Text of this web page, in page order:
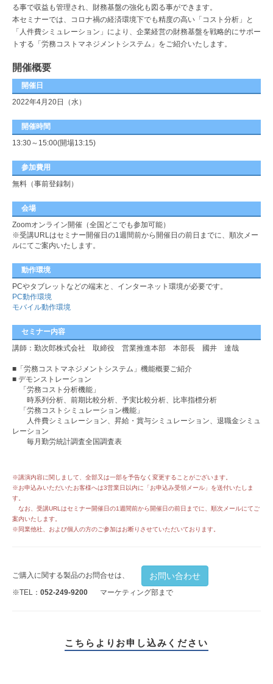
る事で収益も管理され、財務基盤の強化も図る事ができます。
本セミナーでは、コロナ禍の経済環境下でも精度の高い「コスト分析」と
「人件費シミュレーション」により、企業経営の財務基盤を戦略的にサポー
トする「労務コストマネジメントシステム」をご紹介いたします。
開催概要
開催日
2022年4月20日（水）
開催時間
13:30～15:00(開場13:15)
参加費用
無料（事前登録制）
会場
Zoomオンライン開催（全国どこでも参加可能）
※受講URLはセミナー開催日の1週間前から開催日の前日までに、順次メー
ルにてご案内いたします。
動作環境
PCやタブレットなどの端末と、インターネット環境が必要です。
PC動作環境
モバイル動作環境
セミナー内容
講師：勤次郎株式会社 取締役 営業推進本部 本部長 國井 達哉
■「労務コストマネジメントシステム」機能概要ご紹介
■ デモンストレーション
「労務コスト分析機能」
時系列分析、前期比較分析、予実比較分析、比率指標分析
「労務コストシミュレーション機能」
人件費シミュレーション、昇給・賞与シミュレーション、退職金シミュ
レーション
毎月勤労統計調査全国調査表
※講演内容に関しまして、全部又は一部を予告なく変更することがございます。
※お申込みいただいたお客様へは3営業日以内に「お申込み受領メール」を送付いたしま
す。
なお、受講URLはセミナー開催日の1週間前から開催日の前日までに、順次メールにてご
案内いたします。
※同業他社、および個人の方のご参加はお断りさせていただいております。
ご購入に関する製品のお問合せは、 お問い合わせ
※TEL： 052-249-9200 マーケティング部まで
こちらよりお申し込みください